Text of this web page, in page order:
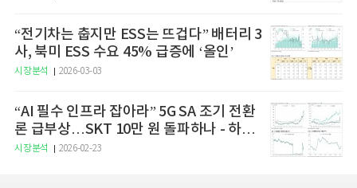
“전기차는 춥지만 ESS는 뜨겁다” 배터리 3
사, 북미 ESS 수요 45% 급증에 ‘올인’
시장분석 2026-03-03
“AI 필수 인프라 잡아라” 5G SA 조기 전환
론 급부상…SKT 10만 원 돌파하나 - 하나
증권
시장분석 2026-02-23